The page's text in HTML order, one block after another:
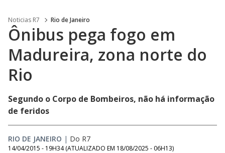
Noticias R7 Rio de Janeiro
Ônibus pega fogo em
Madureira, zona norte do
Rio
Segundo o Corpo de Bombeiros, não há informação
de feridos
RIO DE JANEIRO | Do R7
14/04/2015 - 19H34 (ATUALIZADO EM 18/08/2025 - 06H13)